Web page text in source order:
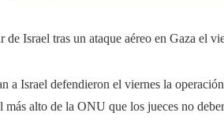
de Israel tras un ataque aéreo en Gaza el
a Israel defendieron el viernes la
más alto de la ONU que los jueces no